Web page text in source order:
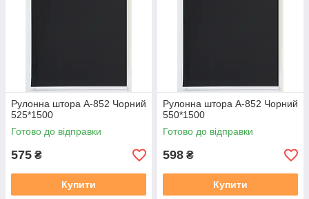
Рулонна штора А-852 Чорний
525*1500
Готово до відправки
575 ₴
Купити
Рулонна штора А-852 Чорний
550*1500
Готово до відправки
598 ₴
Купити